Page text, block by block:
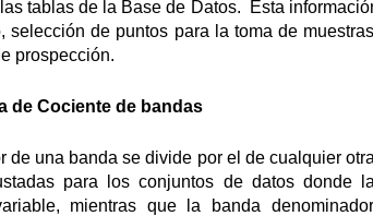
tablas de la Base de Datos. Esta
selección de puntos para la toma de
prospección.
de Cociente de bandas
de una banda se divide por el de cualquier
para los conjuntos de datos donde
mientras que la banda